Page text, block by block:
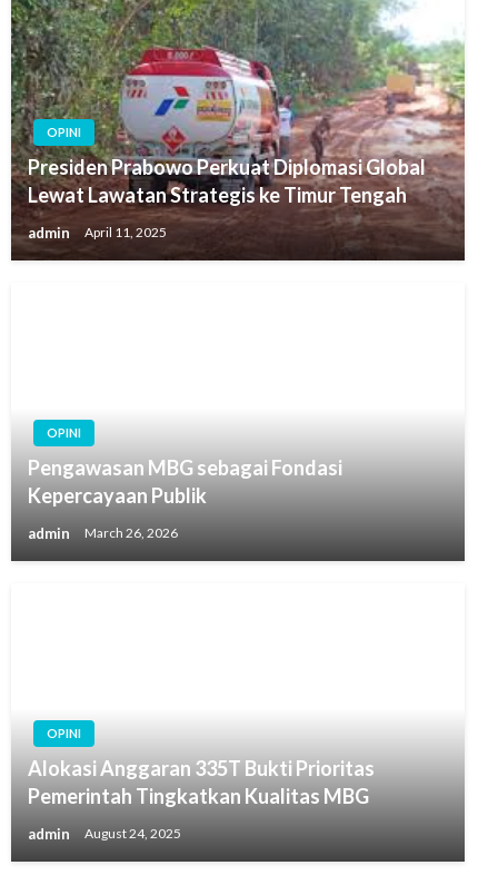
OPINI
Presiden Prabowo Perkuat Diplomasi Global
Lewat Lawatan Strategis ke Timur Tengah
admin April 11, 2025
OPINI
Pengawasan MBG sebagai Fondasi
Kepercayaan Publik
admin March 26, 2026
OPINI
Alokasi Anggaran 335T Bukti Prioritas
Pemerintah Tingkatkan Kualitas MBG
admin August 24, 2025